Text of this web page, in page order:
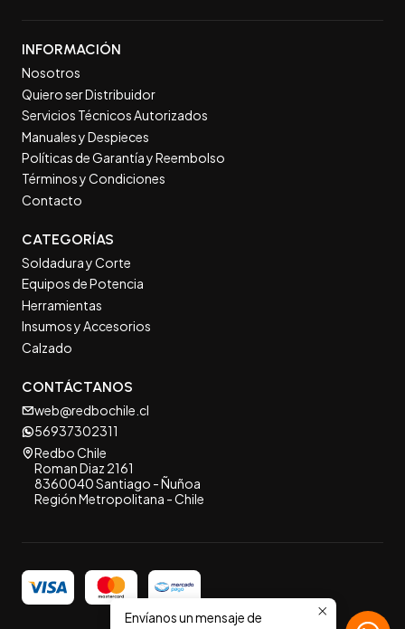
INFORMACIÓN
Nosotros
Quiero ser Distribuidor
Servicios Técnicos Autorizados
Manuales y Despieces
Políticas de Garantía y Reembolso
Términos y Condiciones
Contacto
CATEGORÍAS
Soldadura y Corte
Equipos de Potencia
Herramientas
Insumos y Accesorios
Calzado
CONTÁCTANOS
web@redbochile.cl
56937302311
Redbo Chile
Roman Diaz 2161
8360040 Santiago - Ñuñoa
Región Metropolitana - Chile
Envíanos un mensaje de